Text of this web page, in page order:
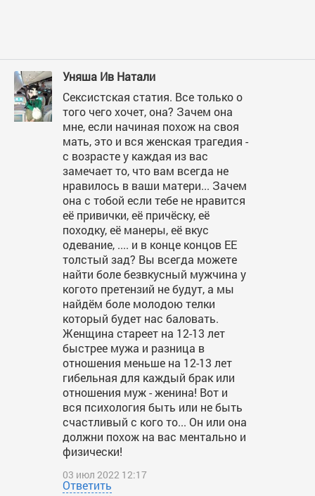
Уняша Ив Натали
Сексистская статия. Все только о
того чего хочет, она? Зачем она
мне, если начиная похож на своя
мать, это и вся женская трагедия -
с возрасте у каждая из вас
замечает то, что вам всегда не
нравилось в ваши матери... Зачем
она с тобой если тебе не нравится
её привички, её причёску, её
походку, её манеры, её вкус
одевание, .... и в конце концов ЕЕ
толстый зад? Вы всегда можете
найти боле безвкусный мужчина у
когото претензий не будут, а мы
найдём боле молодою телки
который будет нас баловать.
Женщина стареет на 12-13 лет
быстрее мужа и разница в
отношения меньше на 12-13 лет
гибельная для каждый брак или
отношения муж - женина! Вот и
вся психология быть или не быть
счастливый с кого то... Он или она
должни похож на вас ментально и
физически!
03 июл 2022 12:17
Ответить